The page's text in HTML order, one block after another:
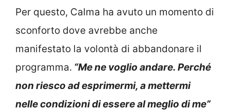
Per questo, Calma ha avuto un momento di
sconforto dove avrebbe anche
manifestato la volontà di abbandonare il
programma. “Me ne voglio andare. Perché
non riesco ad esprimermi, a mettermi
nelle condizioni di essere al meglio di me”